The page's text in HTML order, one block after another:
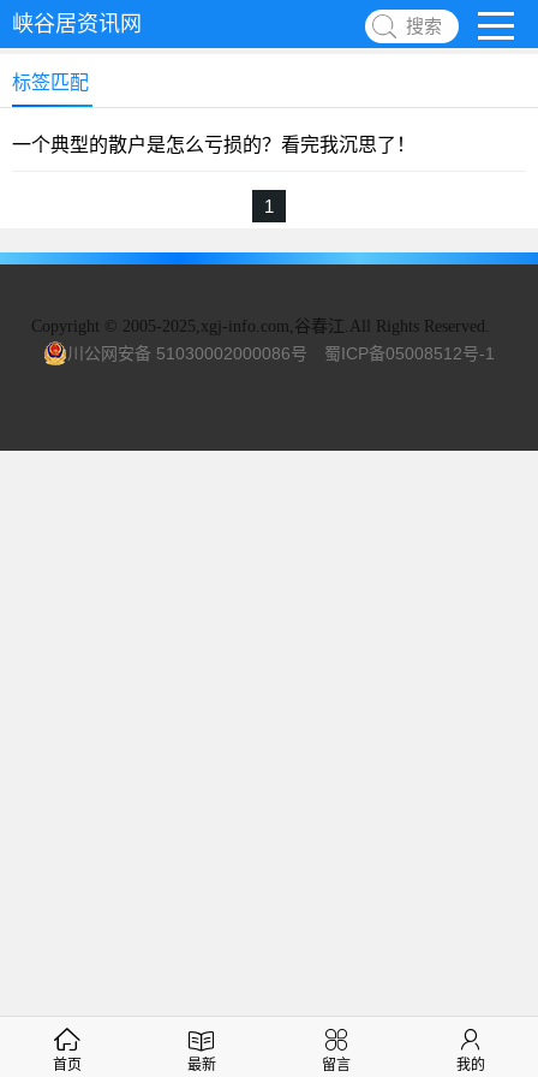
峡谷居资讯网 搜索
标签匹配
一个典型的散户是怎么亏损的？看完我沉思了！
1
Copyright © 2005-2025,xgj-info.com,谷春江.All Rights Reserved.
川公网安备 51030002000086号 蜀ICP备05008512号-1
首页 最新 留言 我的